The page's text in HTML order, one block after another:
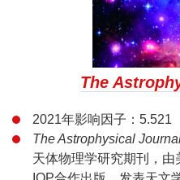
The
2021年影响因子：5.521
The Astrophysical
天体物理学研究期刊，